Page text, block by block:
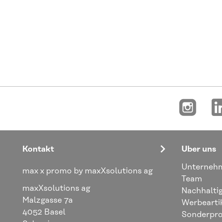
Kontakt
max x promo by maxXsolutions ag
maxXsolutions ag
Malzgasse 7a
4052 Basel
Über uns
Team